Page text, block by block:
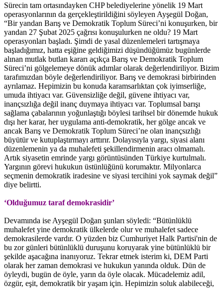
Sürecin tam ortasındayken CHP belediyelerine yönelik 19 Mart
operasyonlarının da gerçekleştirildiğini söyleyen Ayşegül Doğan,
“Bir yandan Barış ve Demokratik Toplum Süreci’ni konuşurken, bir
yandan 27 Şubat 2025 çağrısı konuşulurken ne oldu? 19 Mart
operasyonları başladı. Şimdi de yasal düzenlemeleri tartışmaya
başladığımız, hatta eşiğine geldiğimizi düşündüğümüz bugünlerde
alınan mutlak butlan kararı açıkça Barış ve Demokratik Toplum
Süreci’ni gölgelemeye dönük adımlar olarak değerlendiriliyor. Bizim
tarafımızdan böyle değerlendiriliyor. Barış ve demokrasi birbirinden
ayrılamaz. Hepimizin bu konuda karamsarlıktan çok iyimserliğe,
umuda ihtiyacı var. Güvensizliğe değil, güvene ihtiyacı var,
inançsızlığa değil inanç duymaya ihtiyacı var. Toplumsal barışı
sağlama çabalarının yoğunlaştığı böylesi tarihsel bir dönemde hukuk
dışı her karar, her uygulama anti-demokratik, her gölge ancak ve
ancak Barış ve Demokratik Toplum Süreci’ne olan inançsızlığı
büyütür ve kutuplaştırmayı arttırır. Dolayısıyla yargı, siyasi alanı
düzenlemenin ya da muhalefeti şekillendirmenin aracı olmamalı.
Artık siyasetin emrinde yargı görüntüsünden Türkiye kurtulmalı.
Yargının görevi hukukun üstünlüğünü korumaktır. Milyonlarca
seçmenin demokratik iradesine ve siyasi tercihini yok saymak değil”
diye belirtti.
‘Olduğumuz taraf demokrasidir’
Devamında ise Ayşegül Doğan şunları söyledi: “Bütünlüklü
muhalefet yine demokratik ülkelerde olur ve muhalefet sadece
demokrasilerde vardır. O yüzden biz Cumhuriyet Halk Partisi'nin de
bu zor günleri bütünlüklü duruşunu koruyarak yine bütünlüklü bir
şekilde aşacağına inanıyoruz. Tekrar etmek isterim ki, DEM Parti
olarak her zaman demokrasi ve hukukun yanında olduk. Dün de
öyleydi, bugün de öyle, yarın da öyle olacak. Mücadelemiz adil,
özgür, eşit, demokratik bir yaşam için. Hepimizin soluk alabileceği,